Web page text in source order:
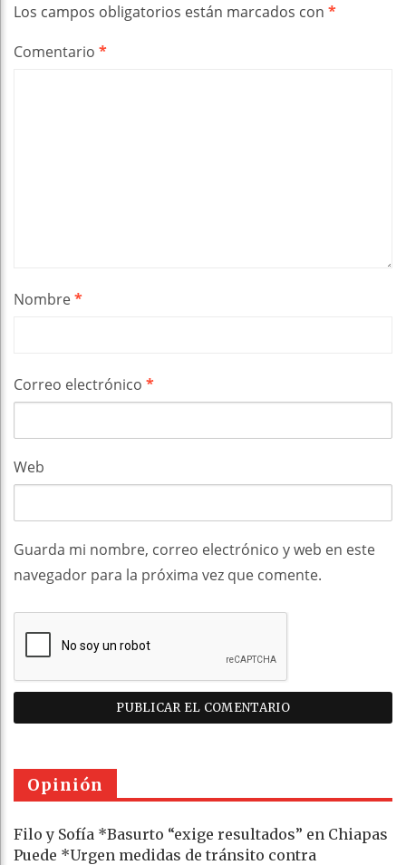
Los campos obligatorios están marcados con *
Comentario *
Nombre*
Correo electrónico *
Web
Guarda mi nombre, correo electrónico y web en este
navegador para la próxima vez que comente.
Opinión
Filo y Sofía *Basurto “exige resultados” en Chiapas
Puede *Urgen medidas de tránsito contra